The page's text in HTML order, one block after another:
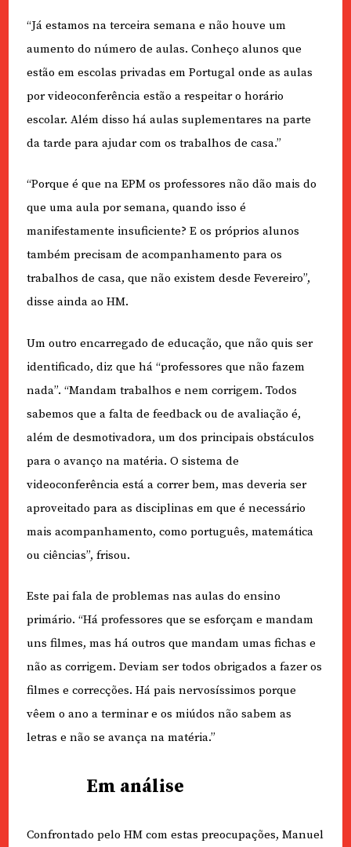
“Já estamos na terceira semana e não houve um
aumento do número de aulas. Conheço alunos que
estão em escolas privadas em Portugal onde as aulas
por videoconferência estão a respeitar o horário
escolar. Além disso há aulas suplementares na parte
da tarde para ajudar com os trabalhos de casa.”
“Porque é que na EPM os professores não dão mais do
que uma aula por semana, quando isso é
manifestamente insuficiente? E os próprios alunos
também precisam de acompanhamento para os
trabalhos de casa, que não existem desde Fevereiro”,
disse ainda ao HM.
Um outro encarregado de educação, que não quis ser
identificado, diz que há “professores que não fazem
nada”. “Mandam trabalhos e nem corrigem. Todos
sabemos que a falta de feedback ou de avaliação é,
além de desmotivadora, um dos principais obstáculos
para o avanço na matéria. O sistema de
videoconferência está a correr bem, mas deveria ser
aproveitado para as disciplinas em que é necessário
mais acompanhamento, como português, matemática
ou ciências”, frisou.
Este pai fala de problemas nas aulas do ensino
primário. “Há professores que se esforçam e mandam
uns filmes, mas há outros que mandam umas fichas e
não as corrigem. Deviam ser todos obrigados a fazer os
filmes e correcções. Há pais nervosíssimos porque
vêem o ano a terminar e os miúdos não sabem as
letras e não se avança na matéria.”
Em análise
Confrontado pelo HM com estas preocupações, Manuel